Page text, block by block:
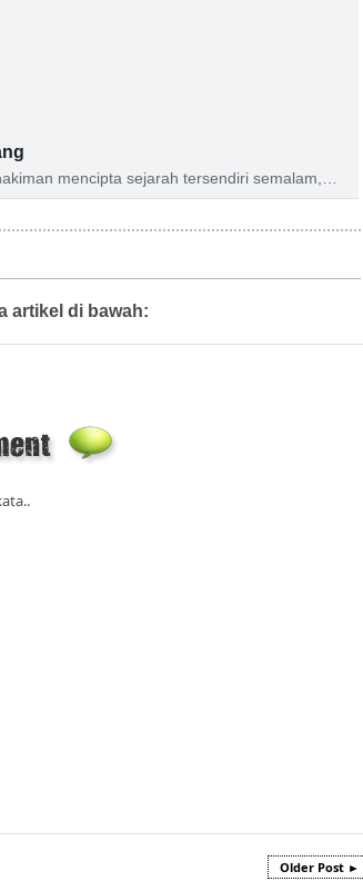
mencipta sejarah tersendiri semalam,
sembilan hakim bersidang mendengar kes
artikel di bawah:
Older Post ►